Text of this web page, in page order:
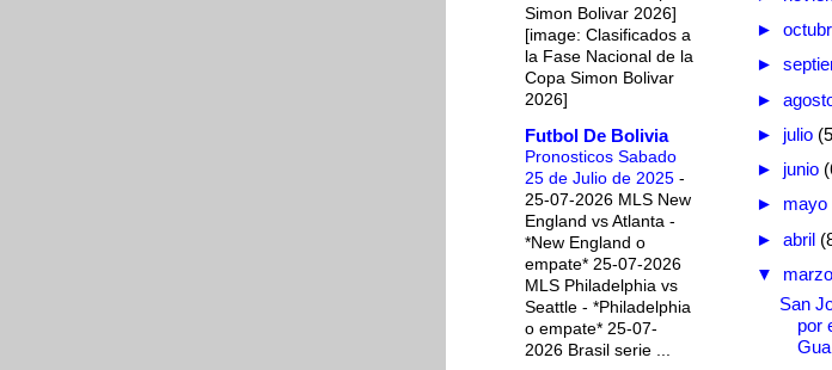
Simon Bolivar 2026]
[image: Clasificados a
la Fase Nacional de la
Copa Simon Bolivar
2026]
Futbol De Bolivia
Pronosticos Sabado
25 de Julio de 2025 -
25-07-2026 MLS New
England vs Atlanta -
*New England o
empate* 25-07-2026
MLS Philadelphia vs
Seattle - *Philadelphia
o empate* 25-07-
2026 Brasil serie ...
►
►
►
► julio
► junio
► mayo
► abril
▼
San
por